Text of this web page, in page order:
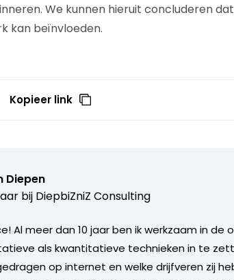
We kunnen hieruit concluderen
kan beïnvloeden.
Kopieer link
Diepen
bij DiepbiZniZ Consulting
Al meer dan 10 jaar ben ik werkzaam in de
als kwantitatieve technieken in te
op internet en welke drijfveren zij